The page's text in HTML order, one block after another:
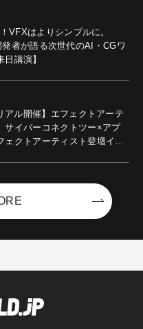
VFXはよりシンプルに。
者が語る次世代のAI・CGワ
講演】
アル開催】エフェクトアーテ
イバーコネクトツー×アプ
クトアーティスト登壇イベ